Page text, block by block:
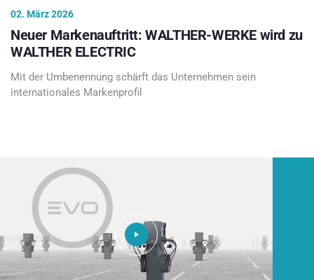
02. März 2026
Neuer Markenauftritt: WALTHER-WERKE wird zu
WALTHER ELECTRIC
Mit der Umbenennung schärft das Unternehmen sein
internationales Markenprofil